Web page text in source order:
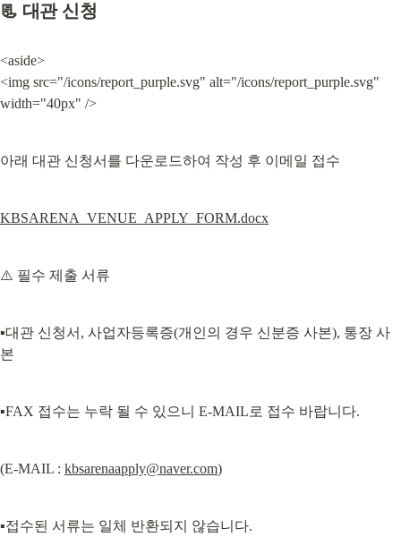
📃 대관 신청
<aside>
<img src="/icons/report_purple.svg" alt="/icons/report_purple.svg"
width="40px" />
아래 대관 신청서를 다운로드하여 작성 후 이메일 접수
KBSARENA_VENUE_APPLY_FORM.docx
⚠️ 필수 제출 서류
▪️대관 신청서, 사업자등록증(개인의 경우 신분증 사본), 통장 사
본
▪️FAX 접수는 누락 될 수 있으니 E-MAIL로 접수 바랍니다.
(E-MAIL : kbsarenaapply@naver.com)
▪️접수된 서류는 일체 반환되지 않습니다.